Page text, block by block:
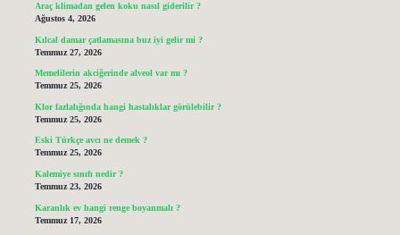
Araç klimadan gelen koku nasıl giderilir ?
Ağustos 4, 2026
Kılcal damar çatlamasına buz iyi gelir mi ?
Temmuz 27, 2026
Memelilerin akciğerinde alveol var mı ?
Temmuz 25, 2026
Klor fazlalığında hangi hastalıklar görülebilir ?
Temmuz 25, 2026
Eski Türkçe avcı ne demek ?
Temmuz 25, 2026
Kalemiye sınıfı nedir ?
Temmuz 23, 2026
Karanlık ev hangi renge boyanmalı ?
Temmuz 17, 2026